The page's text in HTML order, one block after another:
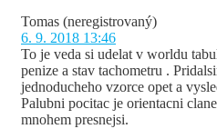
Tomas (neregistrovaný)
6. 9. 2018 13:46
To je veda si udelat v worldu
penize a stav tachometru .
jednoducheho vzorce opet a
Palubni pocitac je orientacni
mnohem presnejsi.